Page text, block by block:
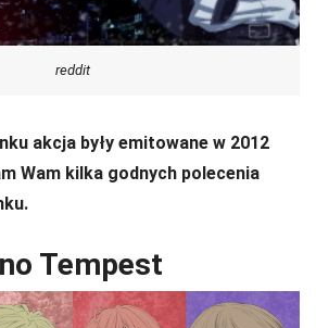
reddit
akcja były emitowane w 2012
Wam kilka godnych polecenia
Tempest